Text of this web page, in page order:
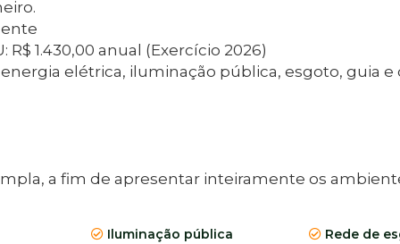
R$ 1.430,00 anual (Exercício 2026)
energia elétrica, iluminação pública, esgoto, guia e
a fim de apresentar inteiramente os
Iluminação pública Rede de